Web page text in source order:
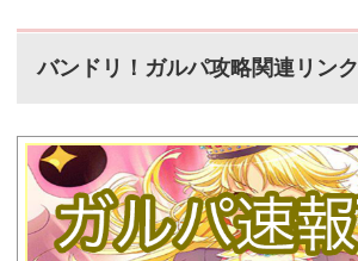
バンドリ！ガルパ攻略関連リンク